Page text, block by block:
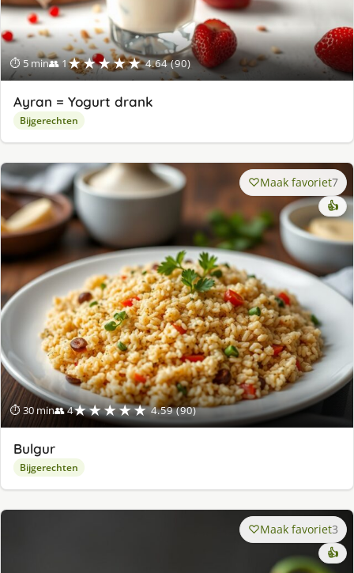
⏱ 5 min👥 1★★★★★ 4.64 (90)
Ayran = Yogurt drank
Bijgerechten
⏱ 30 min👥 4★★★★★ 4.59 (90)
Maak favoriet7
👍
Bulgur
Bijgerechten
Maak favoriet3
👍